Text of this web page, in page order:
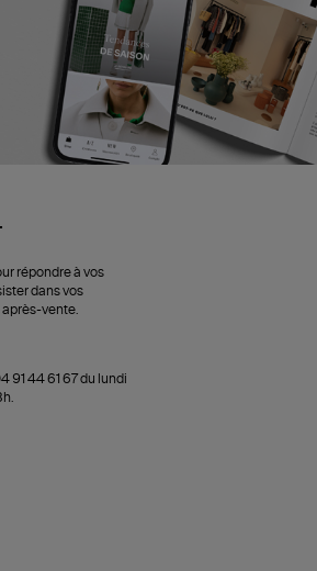
répondre à vos
dans vos
vente.
91 44 61 67 du lundi